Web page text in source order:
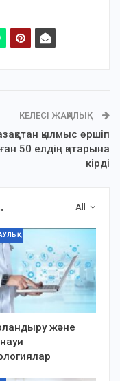
КЕЛЕСІ ЖАҢАЛЫҚ
қылмыс өршіп
50 елдің қатарына
кірді
All
және